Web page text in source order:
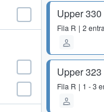
Upper 330
Fila R 2
Upper 323
Fila R 1 - 3